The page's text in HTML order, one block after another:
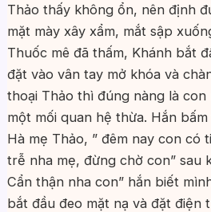
Thảo thấy không ổn, nên định
mặt mày xây xẩm, mắt sập
Thuốc mê đã thấm, Khánh bắt
đặt vào vân tay mở khóa và
thoại Thảo thì đúng nàng là con
một mối quan hệ thừa. Hắn
Hà mẹ Thảo, ” đêm nay con có
trễ nha mẹ, đừng chờ con” sau
Cẩn thận nha con” hắn biết
bắt đầu đeo mặt nạ và đặt điện